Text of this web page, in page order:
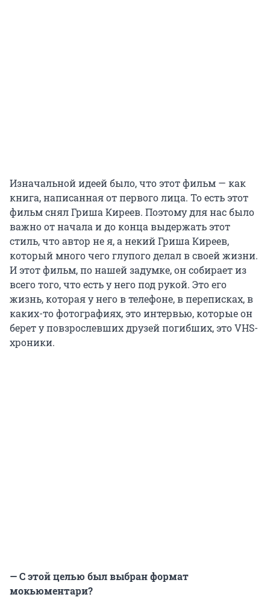
Изначальной идеей было, что этот фильм — как
книга, написанная от первого лица. То есть этот
фильм снял Гриша Киреев. Поэтому для нас было
важно от начала и до конца выдержать этот
стиль, что автор не я, а некий Гриша Киреев,
который много чего глупого делал в своей жизни.
И этот фильм, по нашей задумке, он собирает из
всего того, что есть у него под рукой. Это его
жизнь, которая у него в телефоне, в переписках, в
каких-то фотографиях, это интервью, которые он
берет у повзрослевших друзей погибших, это VHS-
хроники.
— С этой целью был выбран формат
мокьюментари?